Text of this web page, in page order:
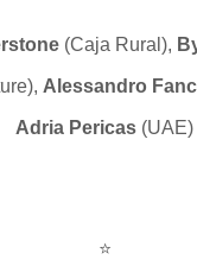
(Caja Rural),
Alessandro
Adria Pericas (UAE)
⭐